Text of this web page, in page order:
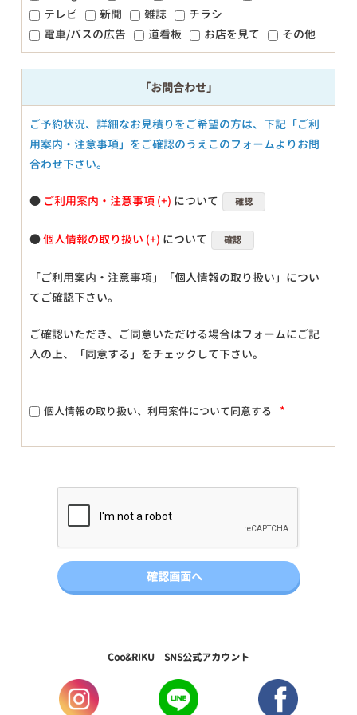
テレビ
新聞 雑誌
チラシ
電車/バスの広告
道看板 お店を見て その他
「お問合わせ」
ご予約状況、詳細なお見積りをご希望の方は、下記「ご利
用案内・注意事項」をご確認のうえこのフォームよりお問
合わせ下さい。
● ご利用案内・注意事項 について 確認
●個人情報の取り扱い について 確認
「ご利用案内・注意事項」「個人情報の取り扱い」につい
てご確認下さい。
ご確認いただき、ご同意いただける場合はフォームにご記
入の上、「同意する」をチェックして下さい。
個人情報の取り扱い、利用案件について同意する *
Coo&RIKU SNS公式アカウント